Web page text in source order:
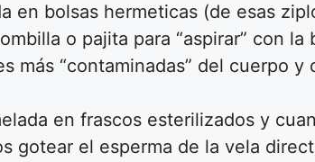
en bolsas hermeticas (de esas
o pajita para “aspirar” con la
más “contaminadas” del cuerpo y
en frascos esterilizados y
gotear el esperma de la vela